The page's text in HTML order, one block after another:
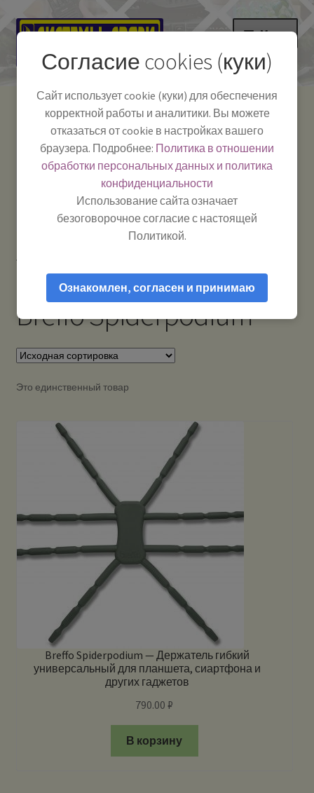
Перейти
навигации
Перейти
содержимому
Меню
Как пользоваться
Полезная информация
Мой аккаунт
Системы Связи:
г. Красноярск, ул.
Работаем:Пн-Пт:
10:00–18:00
-
Телефон:+7-
391-249-1040
Тел.|WA|Telegram:
+79029904090
Breffo Spiderpodium
Это единственный товар
Breffo Spiderpodium — Держатель гибкий
универсальный для планшета, сиартфона и
других гаджетов
790.00₽
В корзину
Согласие cookies (куки)
Сайт использует cookie (куки) для обеспечения
корректной работы и аналитики. Вы можете
отказаться от cookie в настройках вашего
браузера. Подробнее: Политика в отношении
обработки персональных данных и политика
конфиденциальности
Использование сайта означает
безоговорочное согласие с настоящей
Политикой.
Ознакомлен, согласен и принимаю